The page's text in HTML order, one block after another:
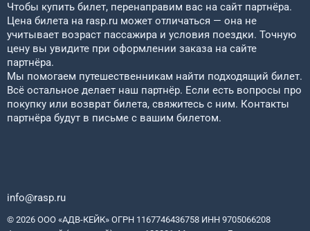
Чтобы купить билет, перенаправим вас на сайт партнёра.
Цена билета на rasp.ru может отличаться — она не
учитывает возраст пассажира и условия поездки. Точную
цену вы увидите при оформлении заказа на сайте
партнёра.
Мы помогаем путешественникам найти подходящий билет.
Всё остальное делает наш партнёр. Если есть вопросы про
покупку или возврат билета, свяжитесь с ним. Контакты
партнёра будут в письме с вашим билетом.
info@rasp.ru
© 2026 ООО «АДВ-КЕЙК» ОГРН 1167746436758 ИНН 9705066208